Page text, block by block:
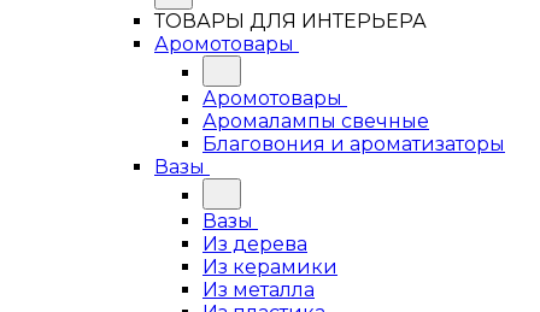
ТОВАРЫ ДЛЯ ИНТЕРЬЕРА
Аромотовары
Аромотовары
Аромалампы свечные
Благовония и ароматизаторы
Вазы
Вазы
Из дерева
Из керамики
Из металла